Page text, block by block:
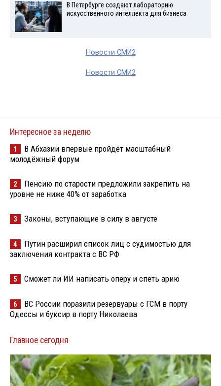
В Петербурге создают лабораторию
искусственного интеллекта для бизнеса
Новости СМИ2
Новости СМИ2
Интересное за неделю
1
В Абхазии впервые пройдёт масштабный
молодёжный форум
2
Пенсию по старости предложили закрепить на
уровне не ниже 40% от заработка
3 Законы, вступающие в силу в августе
4
Путин расширил список лиц с судимостью для
заключения контракта с ВС РФ
5 Сможет ли ИИ написать оперу и спеть арию
6
ВС России поразили резервуары с ГСМ в порту
Одессы и буксир в порту Николаева
Главное сегодня